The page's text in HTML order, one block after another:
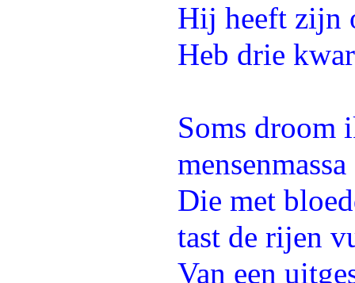
Hij heeft zijn
Heb drie
Soms droom
mensenmassa
Die met
tast de rijen
Van een